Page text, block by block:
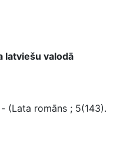
latviešu valodā
(Lata romāns ; 5(143).